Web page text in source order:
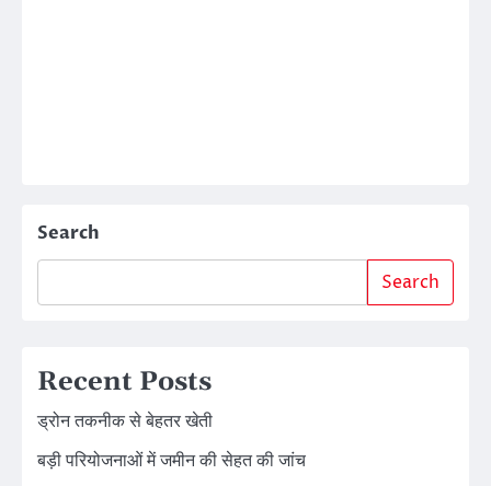
Search
Search
Recent Posts
ड्रोन तकनीक से बेहतर खेती
बड़ी परियोजनाओं में जमीन की सेहत की जांच